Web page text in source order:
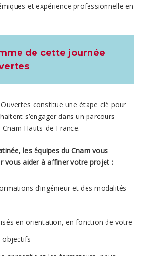
et expérience professionnelle en
de cette journée
constitue une étape clé pour
s’engager dans un parcours
Cnam Hauts-de-France.
les équipes du Cnam vous
vous aider à affiner votre projet :
d’ingénieur et des modalités
en orientation, en fonction de votre
objectifs